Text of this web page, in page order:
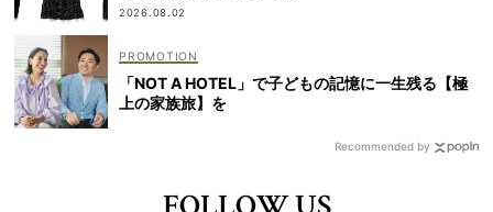
2026.08.02
「NOT A HOTEL」で子どもの記憶に一生残る【極
上の家族旅】を
Recommended by